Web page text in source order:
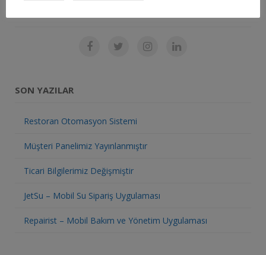
SON YAZILAR
Restoran Otomasyon Sistemi
Müşteri Panelimiz Yayınlanmıştır
Ticari Bilgilerimiz Değişmiştir
JetSu – Mobil Su Sipariş Uygulaması
Repairist – Mobil Bakım ve Yönetim Uygulaması